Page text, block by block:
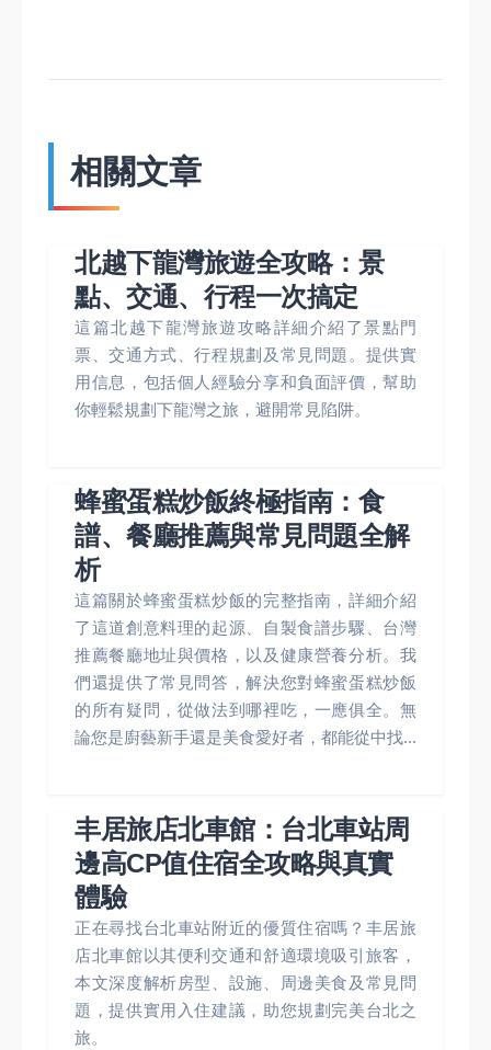
相關文章
北越下龍灣旅遊全攻略：景
點、交通、行程一次搞定
這篇北越下龍灣旅遊攻略詳細介紹了景點門
票、交通方式、行程規劃及常見問題。提供實
用信息，包括個人經驗分享和負面評價，幫助
你輕鬆規劃下龍灣之旅，避開常見陷阱。
蜂蜜蛋糕炒飯終極指南：食
譜、餐廳推薦與常見問題全解
析
這篇關於蜂蜜蛋糕炒飯的完整指南，詳細介紹
了這道創意料理的起源、自製食譜步驟、台灣
推薦餐廳地址與價格，以及健康營養分析。我
們還提供了常見問答，解決您對蜂蜜蛋糕炒飯
的所有疑問，從做法到哪裡吃，一應俱全。無
論您是廚藝新手還是美食愛好者，都能從中找...
丰居旅店北車館：台北車站周
邊高CP值住宿全攻略與真實
體驗
正在尋找台北車站附近的優質住宿嗎？丰居旅
店北車館以其便利交通和舒適環境吸引旅客，
本文深度解析房型、設施、周邊美食及常見問
題，提供實用入住建議，助您規劃完美台北之
旅。